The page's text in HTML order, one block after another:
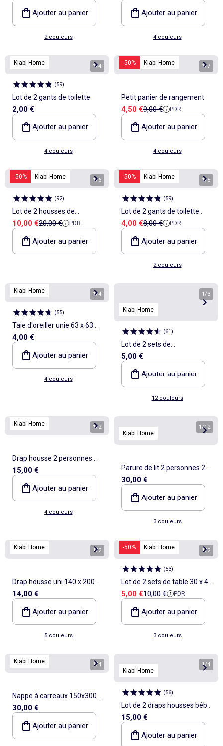
Ajouter au panier
2 couleurs
Ajouter au panier
4 couleurs
Kiabi Home 1/4
(59)
Lot de 2 gants de toilette
2,00 €
Ajouter au panier
4 couleurs
-50% Kiabi Home 1/7
Petit panier de rangement
Prix de vente
4,50 €Prix de référence
9,00 € PDR
Ajouter au panier
4 couleurs
-50% Kiabi Home 1/6
(92)
Lot de 2 housses de
rangement vêtement
Prix de vente
10,00 €Prix de référence
20,00 € PDR
Ajouter au panier
-50% Kiabi Home 1/5
(59)
Lot de 2 gants de toilette
enfant - Kiabi Home
Prix de vente
4,00 €Prix de référence
8,00 € PDR
Ajouter au panier
2 couleurs
Kiabi Home 1/4
(55)
Taie d'oreiller unie 63 x 63
cm en coton
4,00 €
Ajouter au panier
4 couleurs
Kiabi Home
1 /3
(61)
Lot de 2 sets de
table/serviettes unis 2 en 1
32x40 cm - Kiabi Home
5,00 €
Ajouter au panier
12 couleurs
Kiabi Home 1/2
Drap housse 2 personnes
160 x 200cm en coton
15,00 €
Ajouter au panier
4 couleurs
Kiabi Home
1 /12
Parure de lit 2 personnes 240
x 220cm en coton 57 fils -
Kiabi Home
30,00 €
Ajouter au panier
3 couleurs
Kiabi Home 1/2
Drap housse uni 140 x 200
cm en coton
14,00 €
Ajouter au panier
5 couleurs
-50% Kiabi Home 1/2
(53)
Lot de 2 sets de table 30 x 45
cm - Kiabi Home
Prix de vente
5,00 €Prix de référence
10,00 € PDR
Ajouter au panier
3 couleurs
Kiabi Home 1/4
Nappe à carreaux 150x300
cm
30,00 €
Ajouter au panier
Kiabi Home
1/4
(56)
Lot de 2 draps housses bébé
60 x120 cm en jersey - Kiabi
Home
15,00 €
Ajouter au panier